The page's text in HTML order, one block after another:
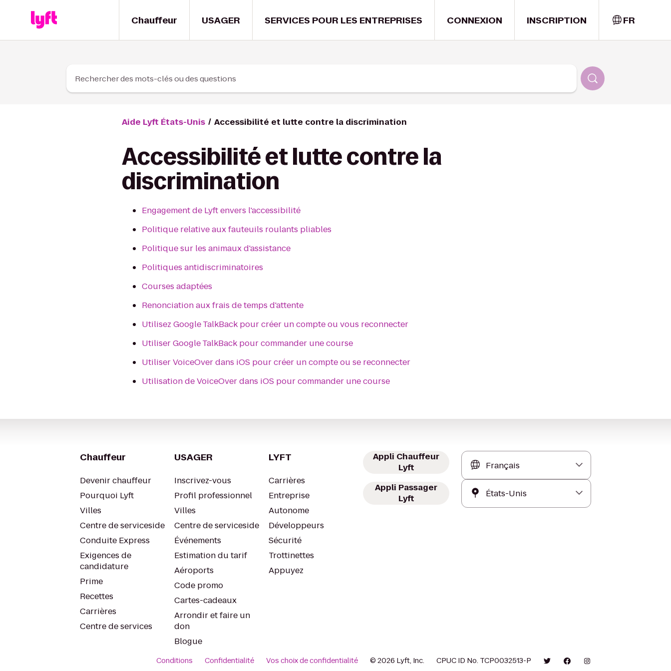
Chauffeur USAGER SERVICES POUR LES ENTREPRISES CONNEXION INSCRIPTION FR
Rechercher des mots-clés ou des questions
Aide Lyft États-Unis Accessibilité et lutte contre la discrimination
Accessibilité et lutte contre la
discrimination
Engagement de Lyft envers l'accessibilité
Politique relative aux fauteuils roulants pliables
Politique sur les animaux d'assistance
Politiques antidiscriminatoires
Courses adaptées
Renonciation aux frais de temps d'attente
Utilisez Google TalkBack pour créer un compte ou vous reconnecter
Utiliser Google TalkBack pour commander une course
Utiliser VoiceOver dans iOS pour créer un compte ou se reconnecter
Utilisation de VoiceOver dans iOS pour commander une course
Chauffeur
Devenir chauffeur
Pourquoi Lyft
Villes
Centre de serviceside
Conduite Express
Exigences de
candidature
Prime
Recettes
Carrières
Centre de services
USAGER
Inscrivez-vous
Profil professionnel
Villes
Centre de serviceside
Événements
Estimation du tarif
Aéroports
Code promo
Cartes-cadeaux
Arrondir et faire un
don
Blogue
LYFT
Carrières
Entreprise
Autonome
Développeurs
Sécurité
Trottinettes
Appuyez
Appli Chauffeur
Lyft
Appli Passager
Lyft
Conditions Confidentialité Vos choix de confidentialité © 2026 Lyft, Inc. CPUC ID No. TCP0032513-P